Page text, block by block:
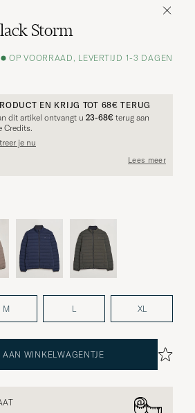
Storm
OP VOORRAAD, LEVERTIJD 1-3 DAGEN
EN KRIJG TOT 68€ TERUG
dit artikel ontvangt u 23-68€ terug aan
Credits.
je nu
Lees meer
M L XL
AAN WINKELWAGENTJE